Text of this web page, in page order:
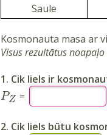
Saule
Kosmonauta masa ar
Visus rezultātus
1. Cik liels ir
PZ =
2. Cik liels būtu